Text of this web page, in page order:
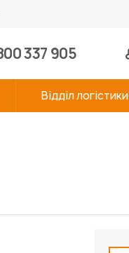
337 905
Відділ логістики